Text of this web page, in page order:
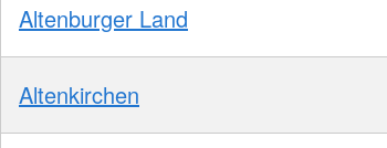
Altenburger Land
Altenkirchen